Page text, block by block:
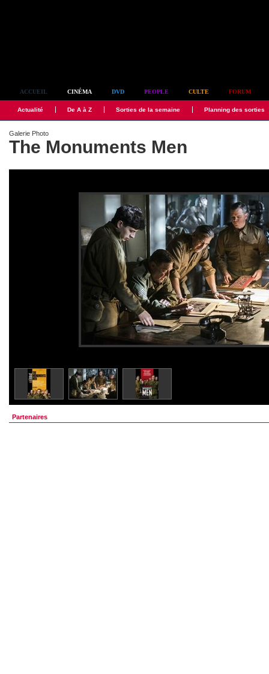
ACCUEIL CINÉMA DVD PEOPLE CULTE FORUM
Actualité De A à Z Sorties de la semaine Planning des sorties
Galerie Photo
The Monuments Men
Partenaires